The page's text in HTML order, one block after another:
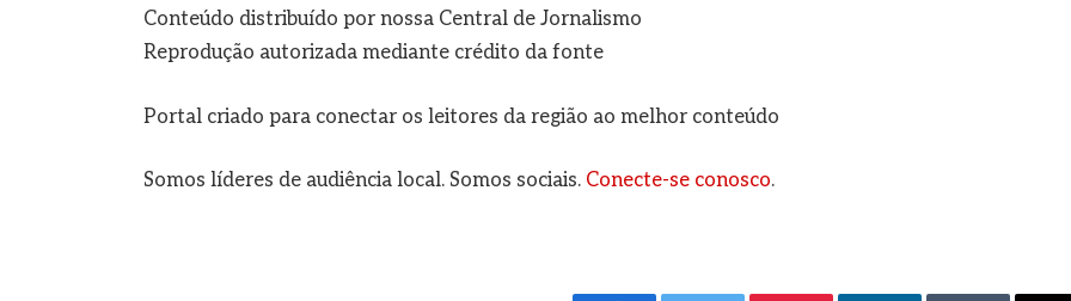
Conteúdo distribuído por nossa Central de Jornalismo
Reprodução autorizada mediante crédito da fonte
Portal criado para conectar os leitores da região ao melhor conteúdo
Somos líderes de audiência local. Somos sociais. Conecte-se conosco.